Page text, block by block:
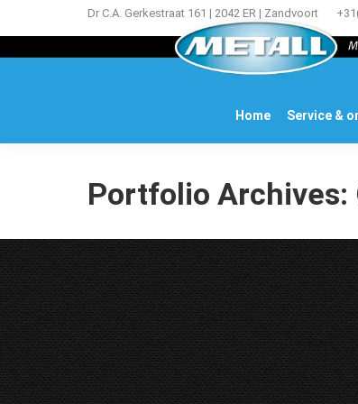
Dr C.A. Gerkestraat 161 | 2042 ER | Zandvoort
Home Service &
Portfolio Archives: